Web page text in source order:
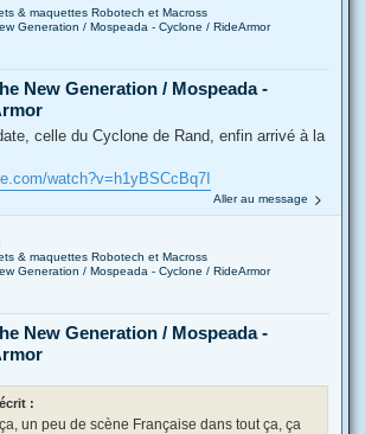
& maquettes Robotech et Macross
Generation / Mospeada - Cyclone / RideArmor
New Generation / Mospeada -
celle du Cyclone de Rand, enfin arrivé à la
watch?v=h1yBSCcBq7I
Aller au message
& maquettes Robotech et Macross
Generation / Mospeada - Cyclone / RideArmor
New Generation / Mospeada -
:
un peu de scène Française dans tout ça, ça